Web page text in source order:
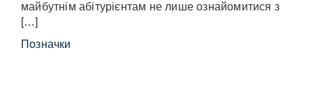
майбутнім абітурієнтам не лише ознайомитися з
[…]
Позначки